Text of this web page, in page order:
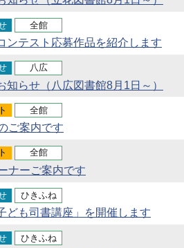
全館
ンテスト応募作品を紹介します
八広
知らせ（八広図書館8月1日～）
全館
ご案内です
全館
ナーご案内です
ひきふね
ども司書講座」を開催します
ひきふね